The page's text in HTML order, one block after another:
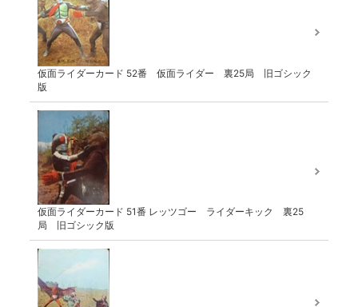
仮面ライダーカード 52番 仮面ライダー 裏25局 旧ゴシック
版
仮面ライダーカード 51番 レッツゴー ライダーキック 裏25
局 旧ゴシック版